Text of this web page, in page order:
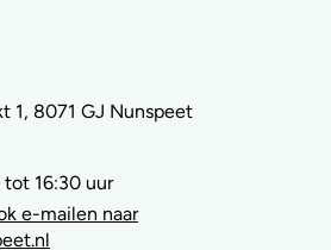
1, 8071 GJ Nunspeet
16:30 uur
e-mailen naar